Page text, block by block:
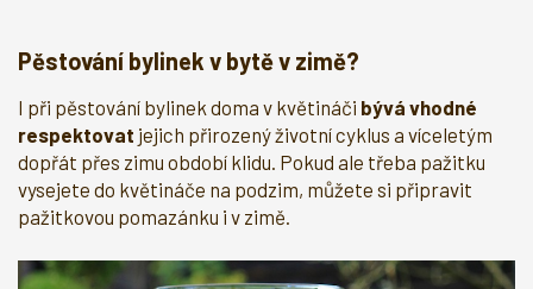
Pěstování bylinek v bytě v zimě?
I při pěstování bylinek doma v květináči bývá vhodné
respektovat jejich přirozený životní cyklus a víceletým
dopřát přes zimu období klidu. Pokud ale třeba pažitku
vysejete do květináče na podzim, můžete si připravit
pažitkovou pomazánku i v zimě.